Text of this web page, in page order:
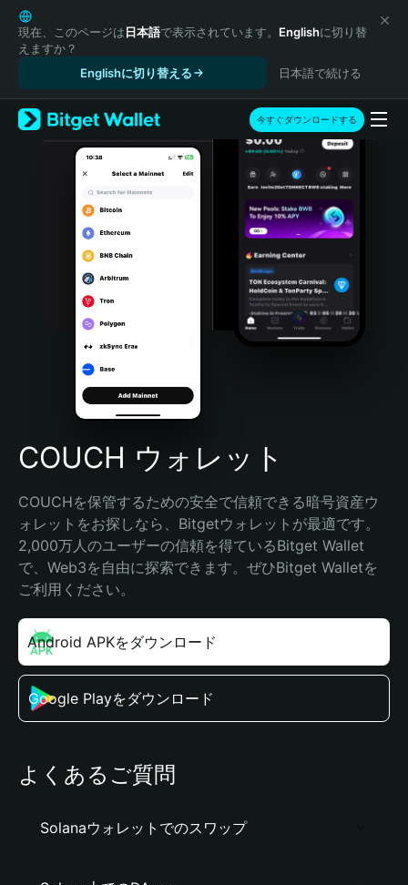
English
日本語
Tiếng Việt
Español (Latinoamérica)
Türkçe
Italiano
Português (Portugal)
Bahasa Indonesia
Português (Brasil)
Español (Argentina)
現在、このページは日本語で表示されています。 Englishに切り替
えますか？
Englishに切り替える
日本語で続ける
今すぐダウンロードする
COUCH ウォレット
COUCHを保管するための安全で信頼できる暗号資産ウ
ォレットをお探しなら、Bitgetウォレットが最適です。
2,000万人のユーザーの信頼を得ているBitget Wallet
で、Web3を自由に探索できます。ぜひBitget Walletを
ご利用ください。
Android APKをダウンロード
Google Playをダウンロード
よくあるご質問
Solanaウォレットでのスワップ